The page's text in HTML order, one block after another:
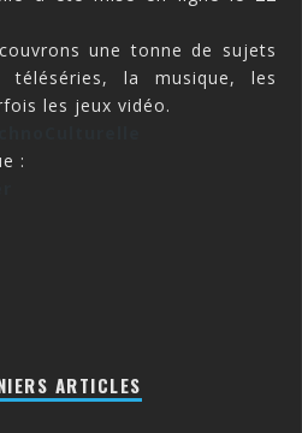
une tonne de sujets
la musique, les
les jeux vidéo.
:
ARTICLES